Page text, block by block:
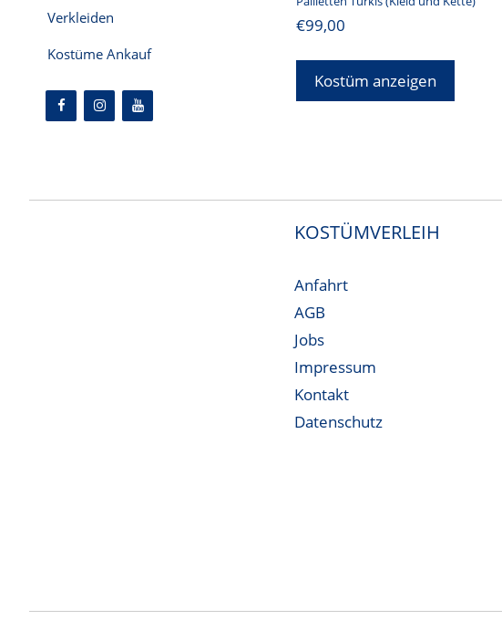
€99,00
Kostüm anzeigen
Verkleiden
Kostüme Ankauf
KOSTÜMVERLEIH
Anfahrt
AGB
Jobs
Impressum
Kontakt
Datenschutz